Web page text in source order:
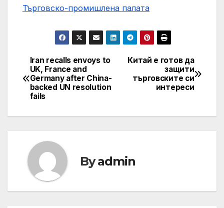
Търговско-промишлена палaта
Post
navigation
Китай е готов да
защити
търговските си
интереси
Iran recalls envoys to
UK, France and
Germany after China-
backed UN resolution
fails
Byadmin